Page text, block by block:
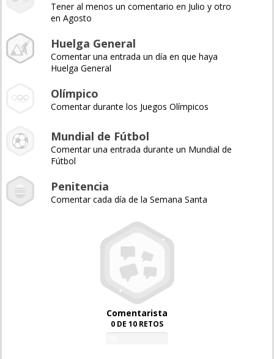
Tener al menos un comentario en Julio y otro
en Agosto
Huelga General
Comentar una entrada un día en que haya
Huelga General
Olímpico
Comentar durante los Juegos Olímpicos
Mundial de Fútbol
Comentar una entrada durante un Mundial de
Fútbol
Penitencia
Comentar cada día de la Semana Santa
Comentarista
0 DE 10 RETOS